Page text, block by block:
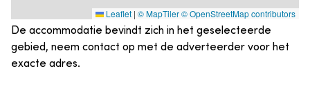
Leaflet | © MapTiler© OpenStreetMap contributors
De accommodatie bevindt zich in het geselecteerde
gebied, neem contact op met de adverteerder voor het
exacte adres.